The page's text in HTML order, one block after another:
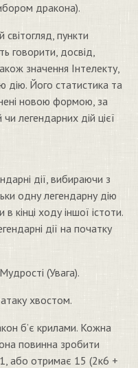
дракона).
світогляд, пункти
говорити, досвід,
значення Інтелекту,
дію. Його статистика та
новою формою, за
легендарних дій цієї
дії, вибираючи з
одну легендарну дію
кінці ходу іншої істоти.
дії на початку
(Увага).
хвостом.
б’є крилами. Кожна
повинна зробити
або отримає 15 (2к6 +